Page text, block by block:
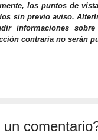
los puntos de
sin previo aviso.
informaciones
contraria no serán